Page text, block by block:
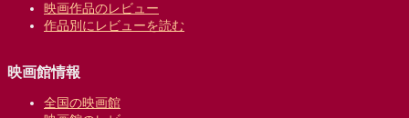
映画作品のレビュー
作品別にレビューを読む
映画館情報
全国の映画館